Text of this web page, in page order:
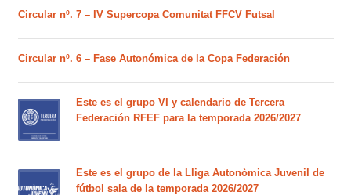
Circular nº. 7 – IV Supercopa Comunitat FFCV Futsal
Circular nº. 6 – Fase Autonómica de la Copa Federación
Este es el grupo VI y calendario de Tercera
Federación RFEF para la temporada 2026/2027
Este es el grupo de la Lliga Autonòmica Juvenil de
fútbol sala de la temporada 2026/2027